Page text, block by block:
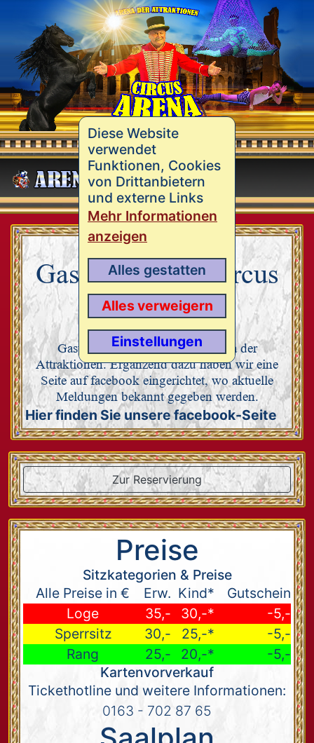
MENÜ
Diese Website
verwendet
Funktionen, Cookies
von Drittanbietern
und externe Links
Mehr Informationen
anzeigen
Alles gestatten
Alles verweigern
Einstellungen
Gastspiele des Circus
Arena
Hier finden Sie die aktuellen
Gastspielinformationen zur Arena der
Attraktionen. Ergänzend dazu haben wir eine
Seite auf facebook eingerichtet, wo aktuelle
Meldungen bekannt gegeben werden.
Hier finden Sie unsere facebook-Seite
Zur Reservierung
Preise
Sitzkategorien & Preise
Alle Preise in €
Erw. Kind*
Gutschein
Loge
35,- 30,-*
-5,-
Sperrsitz
30,- 25,-*
-5,-
Rang
25,- 20,-*
-5,-
Kartenvorverkauf
Tickethotline und weitere Informationen:
0163 - 702 87 65